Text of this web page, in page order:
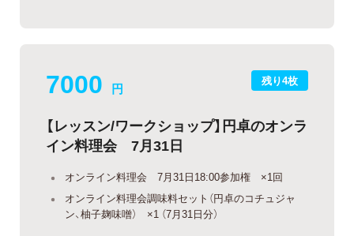
残り4枚
7000 円
【レッスン/ワークショップ】円卓のオンラ
イン料理会 7月31日
オンライン料理会 7月31日18:00参加権 ×1回
オンライン料理会調味料セット（円卓のコチュジャ
ン、柚子麹味噌） ×1 （7月31日分）